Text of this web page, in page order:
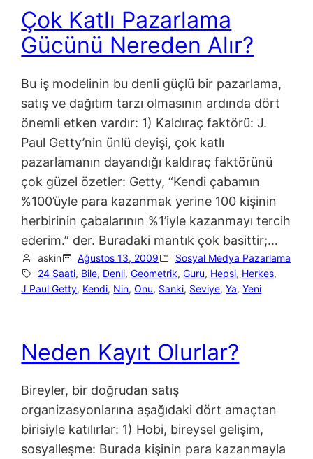
Çok Katlı Pazarlama
Gücünü Nereden Alır?
Bu iş modelinin bu denli güçlü bir pazarlama,
satış ve dağıtım tarzı olmasının ardında dört
önemli etken vardır: 1) Kaldıraç faktörü: J.
Paul Getty’nin ünlü deyişi, çok katlı
pazarlamanın dayandığı kaldıraç faktörünü
çok güzel özetler: Getty, “Kendi çabamın
%100’üyle para kazanmak yerine 100 kişinin
herbirinin çabalarının %1’iyle kazanmayı tercih
ederim.” der. Buradaki mantık çok basittir;…
askin Ağustos 13, 2009
Sosyal Medya Pazarlama
24 Saati, Bile, Denli, Geometrik, Guru, Hepsi, Herkes,
J Paul Getty, Kendi, Nin, Onu, Sanki, Seviye, Ya, Yeni
Neden Kayıt Olurlar?
Bireyler, bir doğrudan satış
organizasyonlarına aşağıdaki dört amaçtan
birisiyle katılırlar: 1) Hobi, bireysel gelişim,
sosyalleşme: Burada kişinin para kazanmayla